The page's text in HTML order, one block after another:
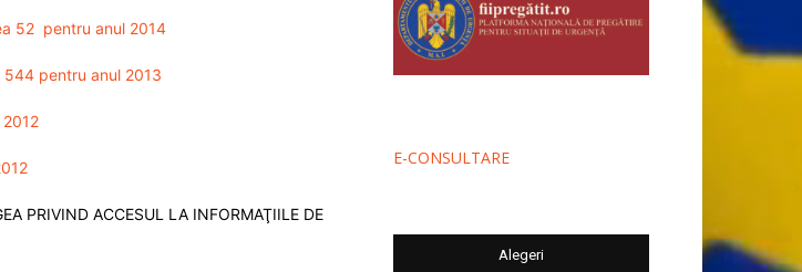
Țânțăreni
52 pentru anul 2014
pentru anul 2013
PRIVIND ACCESUL LA INFORMAŢIILE DE
E-CONSULTARE
Alegeri